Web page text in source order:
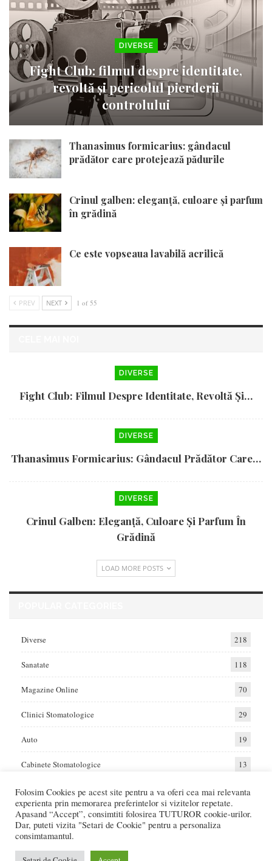
DIVERSE
Fight Club: filmul despre identitate,
revoltă și pericolul pierderii
controlului
Thanasimus formicarius: gândacul
prădător care protejează pădurile
Crinul galben: eleganță, culoare și parfum
în grădină
Ce este vopseaua lavabilă acrilică
PREV NEXT 1 of 55
DIVERSE
Fight Club: Filmul Despre Identitate, Revoltă Și…
DIVERSE
Thanasimus Formicarius: Gândacul Prădător Care…
DIVERSE
Crinul Galben: Eleganță, Culoare Și Parfum În
Grădină
LOAD MORE POSTS
Diverse 218
Sanatate 118
Magazine Online 70
Clinici Stomatologice 29
Auto 19
Cabinete Stomatologice 13
Home Auto Diverse Sanatate
Va raportam cele mai bune oferte de servicii si produse din Romania. Recenzii
Folosim Cookies pe acest site pentru a va oferi cea mai relevanta
experienta prin memorarea preferintelor si vizitelor repetate.
Apasand “Accept”, consimtiti folosirea TUTUROR cookie-urilor.
Dar, puteti vizita "Setari de Cookie" pentru a personaliza
consimtamantul.